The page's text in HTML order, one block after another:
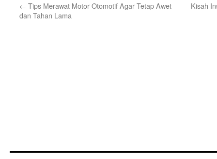
← Tips Merawat Motor Otomotif Agar Tetap Awet
dan Tahan Lama
Kisah